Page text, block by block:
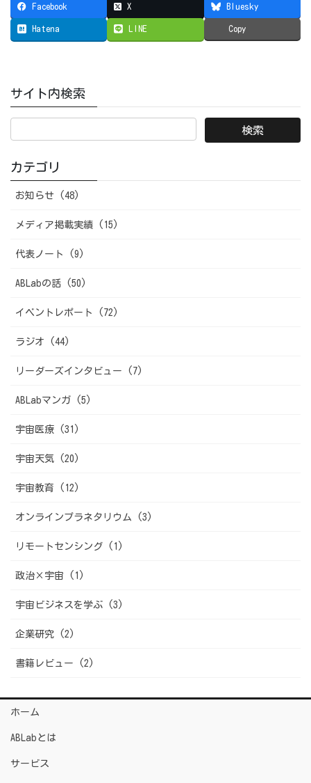
Facebook X Bluesky
Hatena LINE Copy
サイト内検索
カテゴリ
お知らせ (48)
メディア掲載実績 (15)
代表ノート (9)
ABLabの話 (50)
イベントレポート (72)
ラジオ (44)
リーダーズインタビュー (7)
ABLabマンガ (5)
宇宙医療 (31)
宇宙天気 (20)
宇宙教育 (12)
オンラインプラネタリウム (3)
リモートセンシング (1)
政治×宇宙 (1)
宇宙ビジネスを学ぶ (3)
企業研究 (2)
書籍レビュー (2)
ホーム
ABLabとは
サービス